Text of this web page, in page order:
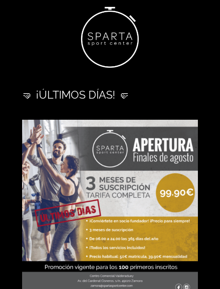
🤜 ¡ÚLTIMOS DÍAS! 🤛